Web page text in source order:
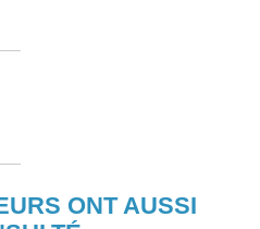
ONT AUSSI